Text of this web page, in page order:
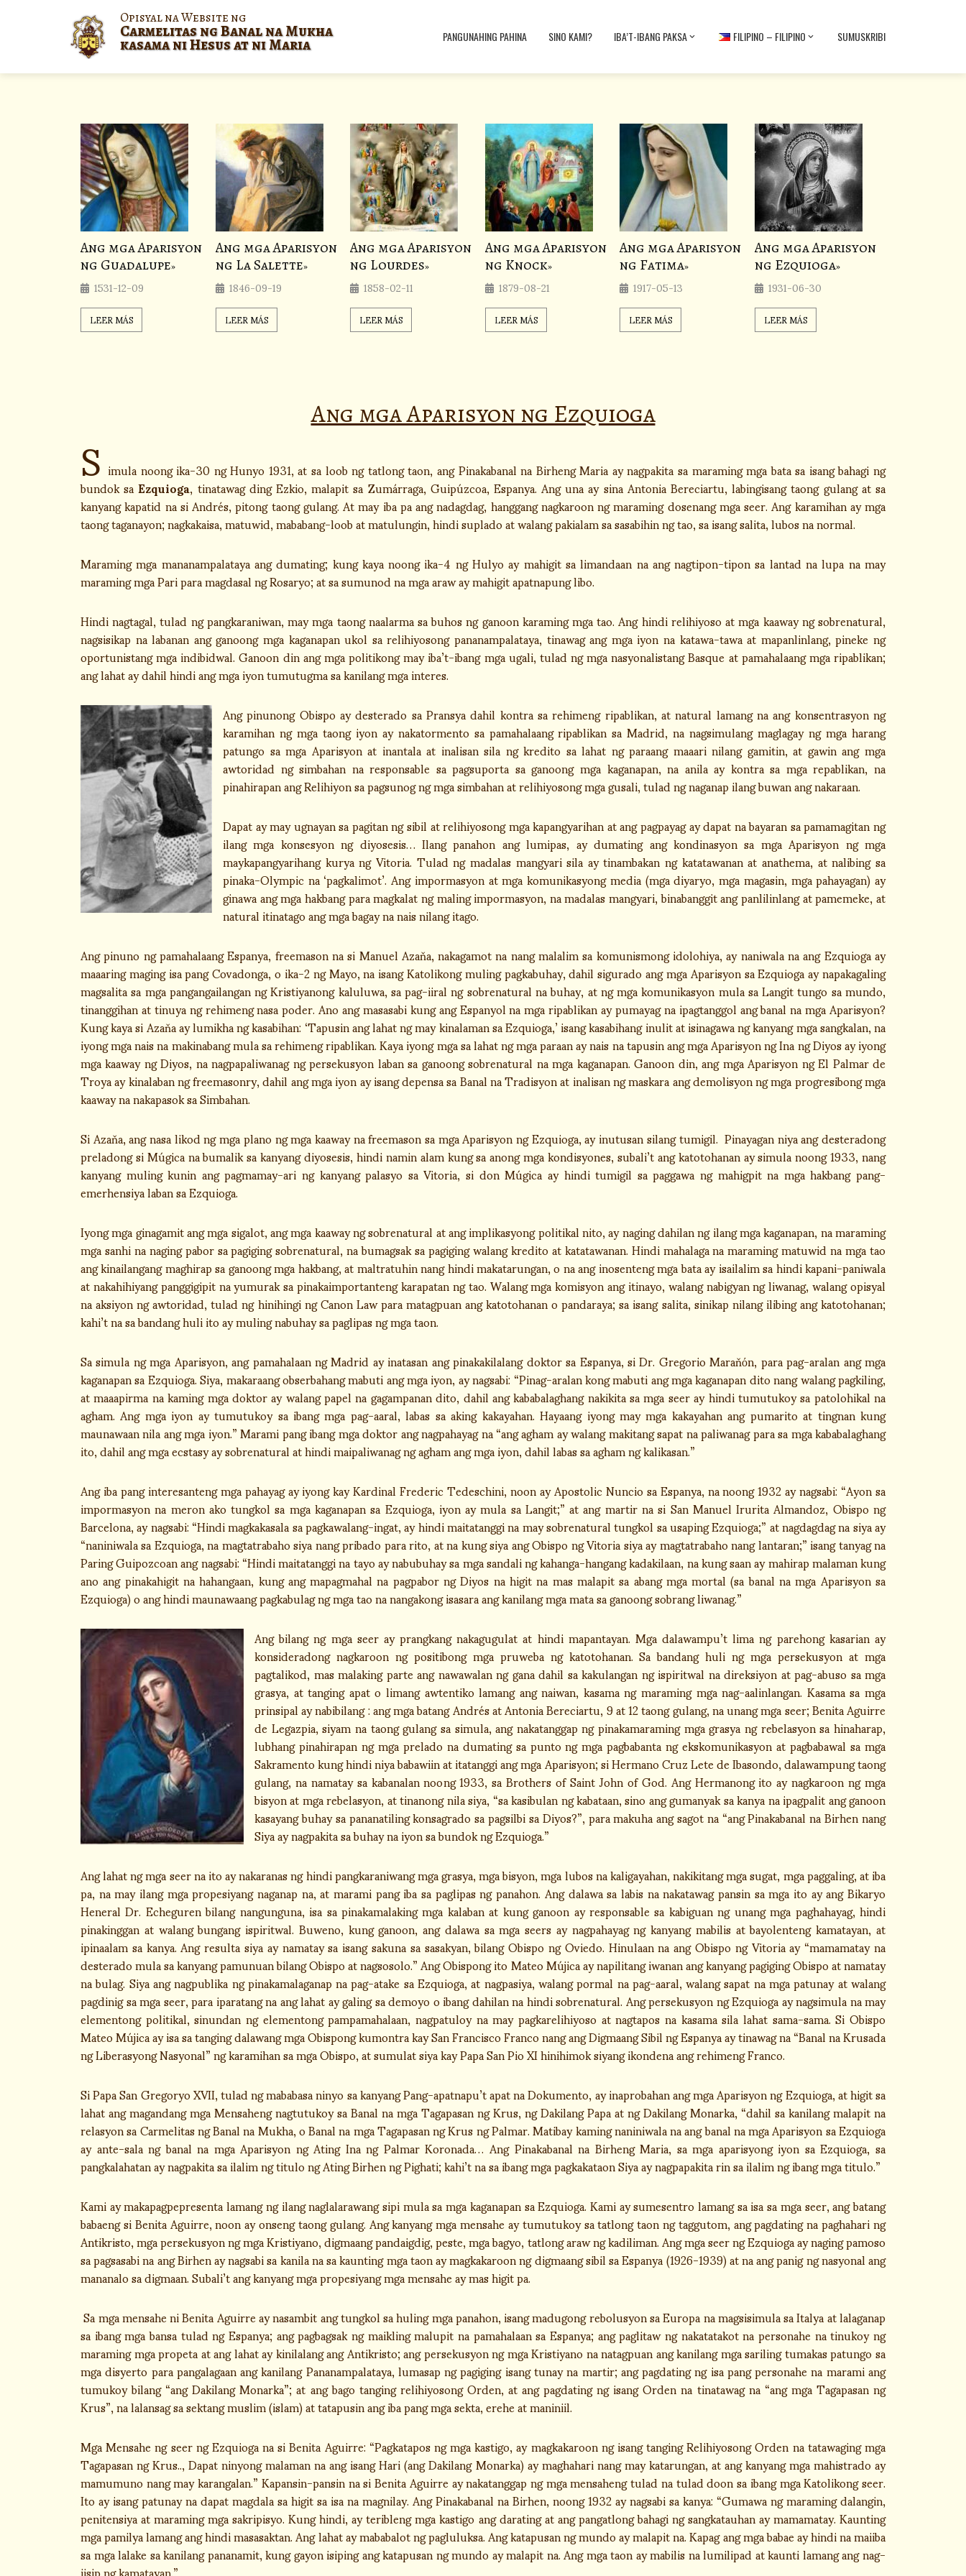
Opisyal na Website ng
Carmelitas ng Banal na Mukha
kasama ni Hesus at ni Maria PANGUNAHING PAHINA SINO KAMI? IBA’T-IBANG PAKSA FILIPINO – FILIPINO SUMUSKRIBI
Ang mga Aparisyon
ng Guadalupe
1531-12-09
LEER MÁS
Ang mga Aparisyon
ng La Salette
1846-09-19
LEER MÁS
Ang mga Aparisyon
ng Lourdes
1858-02-11
LEER MÁS
Ang mga Aparisyon
ng Knock
1879-08-21
LEER MÁS
Ang mga Aparisyon
ng Fatima
1917-05-13
LEER MÁS
Ang mga Aparisyon
ng Ezquioga
1931-06-30
LEER MÁS
Ang mga Aparisyon ng Ezquioga
S imula noong ika-30 ng Hunyo 1931, at sa loob ng tatlong taon, ang Pinakabanal na Birheng Maria ay nagpakita sa maraming mga bata sa isang bahagi ng
bundok saEzquioga, tinatawag ding Ezkio, malapit sa Zumárraga, Guipúzcoa, Espanya. Ang una ay sina Antonia Bereciartu, labingisang taong gulang at sa
kanyang kapatid na si Andrés, pitong taong gulang. At may iba pa ang nadagdag, hanggang nagkaroon ng maraming dosenang mga seer. Ang karamihan ay mga
taong taganayon; nagkakaisa, matuwid, mababang-loob at matulungin, hindi suplado at walang pakialam sa sasabihin ng tao, sa isang salita, lubos na normal.
Maraming mga mananampalataya ang dumating; kung kaya noong ika-4 ng Hulyo ay mahigit sa limandaan na ang nagtipon-tipon sa lantad na lupa na may
maraming mga Pari para magdasal ng Rosaryo; at sa sumunod na mga araw ay mahigit apatnapung libo.
Hindi nagtagal, tulad ng pangkaraniwan, may mga taong naalarma sa buhos ng ganoon karaming mga tao. Ang hindi relihiyoso at mga kaaway ng sobrenatural,
nagsisikap na labanan ang ganoong mga kaganapan ukol sa relihiyosong pananampalataya, tinawag ang mga iyon na katawa-tawa at mapanlinlang, pineke ng
oportunistang mga indibidwal. Ganoon din ang mga politikong may iba’t-ibang mga ugali, tulad ng mga nasyonalistang Basque at pamahalaang mga ripablikan;
ang lahat ay dahil hindi ang mga iyon tumutugma sa kanilang mga interes.
Ang pinunong Obispo ay desterado sa Pransya dahil kontra sa rehimeng ripablikan, at natural lamang na ang konsentrasyon ng
karamihan ng mga taong iyon ay nakatormento sa pamahalaang ripablikan sa Madrid, na nagsimulang maglagay ng mga harang
patungo sa mga Aparisyon at inantala at inalisan sila ng kredito sa lahat ng paraang maaari nilang gamitin, at gawin ang mga
awtoridad ng simbahan na responsable sa pagsuporta sa ganoong mga kaganapan, na anila ay kontra sa mga repablikan, na
pinahirapan ang Relihiyon sa pagsunog ng mga simbahan at relihiyosong mga gusali, tulad ng naganap ilang buwan ang nakaraan.
Dapat ay may ugnayan sa pagitan ng sibil at relihiyosong mga kapangyarihan at ang pagpayag ay dapat na bayaran sa pamamagitan ng
ilang mga konsesyon ng diyosesis… Ilang panahon ang lumipas, ay dumating ang kondinasyon sa mga Aparisyon ng mga
maykapangyarihang kurya ng Vitoria. Tulad ng madalas mangyari sila ay tinambakan ng katatawanan at anathema, at nalibing sa
pinaka-Olympic na ‘pagkalimot’. Ang impormasyon at mga komunikasyong media (mga diyaryo, mga magasin, mga pahayagan) ay
ginawa ang mga hakbang para magkalat ng maling impormasyon, na madalas mangyari, binabanggit ang panlilinlang at pamemeke, at
natural itinatago ang mga bagay na nais nilang itago.
Ang pinuno ng pamahalaang Espanya, freemason na si Manuel Azaňa, nakagamot na nang malalim sa komunismong idolohiya, ay naniwala na ang Ezquioga ay
maaaring maging isa pang Covadonga, o ika-2 ng Mayo, na isang Katolikong muling pagkabuhay, dahil sigurado ang mga Aparisyon sa Ezquioga ay napakagaling
magsalita sa mga pangangailangan ng Kristiyanong kaluluwa, sa pag-iiral ng sobrenatural na buhay, at ng mga komunikasyon mula sa Langit tungo sa mundo,
tinanggihan at tinuya ng rehimeng nasa poder. Ano ang masasabi kung ang Espanyol na mga ripablikan ay pumayag na ipagtanggol ang banal na mga Aparisyon?
Kung kaya si Azaňa ay lumikha ng kasabihan: ‘Tapusin ang lahat ng may kinalaman sa Ezquioga,’ isang kasabihang inulit at isinagawa ng kanyang mga sangkalan, na
iyong mga nais na makinabang mula sa rehimeng ripablikan. Kaya iyong mga sa lahat ng mga paraan ay nais na tapusin ang mga Aparisyon ng Ina ng Diyos ay iyong
mga kaaway ng Diyos, na nagpapaliwanag ng persekusyon laban sa ganoong sobrenatural na mga kaganapan. Ganoon din, ang mga Aparisyon ng El Palmar de
Troya ay kinalaban ng freemasonry, dahil ang mga iyon ay isang depensa sa Banal na Tradisyon at inalisan ng maskara ang demolisyon ng mga progresibong mga
kaaway na nakapasok sa Simbahan.
Si Azaňa, ang nasa likod ng mga plano ng mga kaaway na freemason sa mga Aparisyon ng Ezquioga, ay inutusan silang tumigil. Pinayagan niya ang desteradong
preladong si Múgica na bumalik sa kanyang diyosesis, hindi namin alam kung sa anong mga kondisyones, subali’t ang katotohanan ay simula noong 1933, nang
kanyang muling kunin ang pagmamay-ari ng kanyang palasyo sa Vitoria, si don Múgica ay hindi tumigil sa paggawa ng mahigpit na mga hakbang pang-
emerhensiya laban sa Ezquioga.
Iyong mga ginagamit ang mga sigalot, ang mga kaaway ng sobrenatural at ang implikasyong politikal nito, ay naging dahilan ng ilang mga kaganapan, na maraming
mga sanhi na naging pabor sa pagiging sobrenatural, na bumagsak sa pagiging walang kredito at katatawanan. Hindi mahalaga na maraming matuwid na mga tao
ang kinailangang maghirap sa ganoong mga hakbang, at maltratuhin nang hindi makatarungan, o na ang inosenteng mga bata ay isailalim sa hindi kapani-paniwala
at nakahihiyang panggigipit na yumurak sa pinakaimportanteng karapatan ng tao. Walang mga komisyon ang itinayo, walang nabigyan ng liwanag, walang opisyal
na aksiyon ng awtoridad, tulad ng hinihingi ng Canon Law para matagpuan ang katotohanan o pandaraya; sa isang salita, sinikap nilang ilibing ang katotohanan;
kahi’t na sa bandang huli ito ay muling nabuhay sa paglipas ng mga taon.
Sa simula ng mga Aparisyon, ang pamahalaan ng Madrid ay inatasan ang pinakakilalang doktor sa Espanya, si Dr. Gregorio Maraňόn, para pag-aralan ang mga
kaganapan sa Ezquioga. Siya, makaraang obserbahang mabuti ang mga iyon, ay nagsabi: “Pinag-aralan kong mabuti ang mga kaganapan dito nang walang pagkiling,
at maaapirma na kaming mga doktor ay walang papel na gagampanan dito, dahil ang kababalaghang nakikita sa mga seer ay hindi tumutukoy sa patolohikal na
agham. Ang mga iyon ay tumutukoy sa ibang mga pag-aaral, labas sa aking kakayahan. Hayaang iyong may mga kakayahan ang pumarito at tingnan kung
maunawaan nila ang mga iyon.” Marami pang ibang mga doktor ang nagpahayag na “ang agham ay walang makitang sapat na paliwanag para sa mga kababalaghang
ito, dahil ang mga ecstasy ay sobrenatural at hindi maipaliwanag ng agham ang mga iyon, dahil labas sa agham ng kalikasan.”
Ang iba pang interesanteng mga pahayag ay iyong kay Kardinal Frederic Tedeschini, noon ay Apostolic Nuncio sa Espanya, na noong 1932 ay nagsabi: “Ayon sa
impormasyon na meron ako tungkol sa mga kaganapan sa Ezquioga, iyon ay mula sa Langit;” at ang martir na si San Manuel Irurita Almandoz, Obispo ng
Barcelona, ay nagsabi: “Hindi magkakasala sa pagkawalang-ingat, ay hindi maitatanggi na may sobrenatural tungkol sa usaping Ezquioga;” at nagdagdag na siya ay
“naniniwala sa Ezquioga, na magtatrabaho siya nang pribado para rito, at na kung siya ang Obispo ng Vitoria siya ay magtatrabaho nang lantaran;” isang tanyag na
Paring Guipozcoan ang nagsabi: “Hindi maitatanggi na tayo ay nabubuhay sa mga sandali ng kahanga-hangang kadakilaan, na kung saan ay mahirap malaman kung
ano ang pinakahigit na hahangaan, kung ang mapagmahal na pagpabor ng Diyos na higit na mas malapit sa abang mga mortal (sa banal na mga Aparisyon sa
Ezquioga) o ang hindi maunawaang pagkabulag ng mga tao na nangakong isasara ang kanilang mga mata sa ganoong sobrang liwanag.”
Ang bilang ng mga seer ay prangkang nakagugulat at hindi mapantayan. Mga dalawampu’t lima ng parehong kasarian ay
konsideradong nagkaroon ng positibong mga pruweba ng katotohanan. Sa bandang huli ng mga persekusyon at mga
pagtalikod, mas malaking parte ang nawawalan ng gana dahil sa kakulangan ng ispiritwal na direksiyon at pag-abuso sa mga
grasya, at tanging apat o limang awtentiko lamang ang naiwan, kasama ng maraming mga nag-aalinlangan. Kasama sa mga
prinsipal ay nabibilang : ang mga batang Andrés at Antonia Bereciartu, 9 at 12 taong gulang, na unang mga seer; Benita Aguirre
de Legazpia, siyam na taong gulang sa simula, ang nakatanggap ng pinakamaraming mga grasya ng rebelasyon sa hinaharap,
lubhang pinahirapan ng mga prelado na dumating sa punto ng mga pagbabanta ng ekskomunikasyon at pagbabawal sa mga
Sakramento kung hindi niya babawiin at itatanggi ang mga Aparisyon; si Hermano Cruz Lete de Ibasondo, dalawampung taong
gulang, na namatay sa kabanalan noong 1933, sa Brothers of Saint John of God. Ang Hermanong ito ay nagkaroon ng mga
bisyon at mga rebelasyon, at tinanong nila siya, “sa kasibulan ng kabataan, sino ang gumanyak sa kanya na ipagpalit ang ganoon
kasayang buhay sa pananatiling konsagrado sa pagsilbi sa Diyos?”, para makuha ang sagot na “ang Pinakabanal na Birhen nang
Siya ay nagpakita sa buhay na iyon sa bundok ng Ezquioga.”
Ang lahat ng mga seer na ito ay nakaranas ng hindi pangkaraniwang mga grasya, mga bisyon, mga lubos na kaligayahan, nakikitang mga sugat, mga paggaling, at iba
pa, na may ilang mga propesiyang naganap na, at marami pang iba sa paglipas ng panahon. Ang dalawa sa labis na nakatawag pansin sa mga ito ay ang Bikaryo
Heneral Dr. Echeguren bilang nangunguna, isa sa pinakamalaking mga kalaban at kung ganoon ay responsable sa kabiguan ng unang mga paghahayag, hindi
pinakinggan at walang bungang ispiritwal. Buweno, kung ganoon, ang dalawa sa mga seers ay nagpahayag ng kanyang mabilis at bayolenteng kamatayan, at
ipinaalam sa kanya. Ang resulta siya ay namatay sa isang sakuna sa sasakyan, bilang Obispo ng Oviedo. Hinulaan na ang Obispo ng Vitoria ay “mamamatay na
desterado mula sa kanyang pamunuan bilang Obispo at nagsosolo.” Ang Obispong ito Mateo Mújica ay napilitang iwanan ang kanyang pagiging Obispo at namatay
na bulag. Siya ang nagpublika ng pinakamalaganap na pag-atake sa Ezquioga, at nagpasiya, walang pormal na pag-aaral, walang sapat na mga patunay at walang
pagdinig sa mga seer, para iparatang na ang lahat ay galing sa demoyo o ibang dahilan na hindi sobrenatural. Ang persekusyon ng Ezquioga ay nagsimula na may
elementong politikal, sinundan ng elementong pampamahalaan, nagpatuloy na may pagkarelihiyoso at nagtapos na kasama sila lahat sama-sama. Si Obispo
Mateo Mújica ay isa sa tanging dalawang mga Obispong kumontra kay San Francisco Franco nang ang Digmaang Sibil ng Espanya ay tinawag na “Banal na Krusada
ng Liberasyong Nasyonal” ng karamihan sa mga Obispo, at sumulat siya kay Papa San Pio XI hinihimok siyang ikondena ang rehimeng Franco.
Si Papa San Gregoryo XVII, tulad ng mababasa ninyo sa kanyang Pang-apatnapu’t apat na Dokumento, ay inaprobahan ang mga Aparisyon ng Ezquioga, at higit sa
lahat ang magandang mga Mensaheng nagtutukoy sa Banal na mga Tagapasan ng Krus, ng Dakilang Papa at ng Dakilang Monarka, “dahil sa kanilang malapit na
relasyon sa Carmelitas ng Banal na Mukha, o Banal na mga Tagapasan ng Krus ng Palmar. Matibay kaming naniniwala na ang banal na mga Aparisyon sa Ezquioga
ay ante-sala ng banal na mga Aparisyon ng Ating Ina ng Palmar Koronada… Ang Pinakabanal na Birheng Maria, sa mga aparisyong iyon sa Ezquioga, sa
pangkalahatan ay nagpakita sa ilalim ng titulo ng Ating Birhen ng Pighati; kahi’t na sa ibang mga pagkakataon Siya ay nagpapakita rin sa ilalim ng ibang mga titulo.”
Kami ay makapagpepresenta lamang ng ilang naglalarawang sipi mula sa mga kaganapan sa Ezquioga. Kami ay sumesentro lamang sa isa sa mga seer, ang batang
babaeng si Benita Aguirre, noon ay onseng taong gulang. Ang kanyang mga mensahe ay tumutukoy sa tatlong taon ng taggutom, ang pagdating na paghahari ng
Antikristo, mga persekusyon ng mga Kristiyano, digmaang pandaigdig, peste, mga bagyo, tatlong araw ng kadiliman. Ang mga seer ng Ezquioga ay naging pamoso
sa pagsasabi na ang Birhen ay nagsabi sa kanila na sa kaunting mga taon ay magkakaroon ng digmaang sibil sa Espanya (1926-1939) at na ang panig ng nasyonal ang
mananalo sa digmaan. Subali’t ang kanyang mga propesiyang mga mensahe ay mas higit pa.
Sa mga mensahe ni Benita Aguirre ay nasambit ang tungkol sa huling mga panahon, isang madugong rebolusyon sa Europa na magsisimula sa Italya at lalaganap
sa ibang mga bansa tulad ng Espanya; ang pagbagsak ng maikling malupit na pamahalaan sa Espanya; ang paglitaw ng nakatatakot na personahe na tinukoy ng
maraming mga propeta at ang lahat ay kinilalang ang Antikristo; ang persekusyon ng mga Kristiyano na natagpuan ang kanilang mga sariling tumakas patungo sa
mga disyerto para pangalagaan ang kanilang Pananampalataya, lumasap ng pagiging isang tunay na martir; ang pagdating ng isa pang personahe na marami ang
tumukoy bilang “ang Dakilang Monarka”; at ang bago tanging relihiyosong Orden, at ang pagdating ng isang Orden na tinatawag na “ang mga Tagapasan ng
Krus”, na lalansag sa sektang muslim (islam) at tatapusin ang iba pang mga sekta, erehe at maniniil.
Mga Mensahe ng seer ng Ezquioga na si Benita Aguirre: “Pagkatapos ng mga kastigo, ay magkakaroon ng isang tanging Relihiyosong Orden na tatawaging mga
Tagapasan ng Krus.., Dapat ninyong malaman na ang isang Hari (ang Dakilang Monarka) ay maghahari nang may katarungan, at ang kanyang mga mahistrado ay
mamumuno nang may karangalan.” Kapansin-pansin na si Benita Aguirre ay nakatanggap ng mga mensaheng tulad na tulad doon sa ibang mga Katolikong seer.
Ito ay isang patunay na dapat magdala sa higit sa isa na magnilay. Ang Pinakabanal na Birhen, noong 1932 ay nagsabi sa kanya: “Gumawa ng maraming dalangin,
penitensiya at maraming mga sakripisyo. Kung hindi, ay teribleng mga kastigo ang darating at ang pangatlong bahagi ng sangkatauhan ay mamamatay. Kaunting
mga pamilya lamang ang hindi masasaktan. Ang lahat ay mababalot ng pagluluksa. Ang katapusan ng mundo ay malapit na. Kapag ang mga babae ay hindi na maiiba
sa mga lalake sa kanilang pananamit, kung gayon isiping ang katapusan ng mundo ay malapit na. Ang mga taon ay mabilis na lumilipad at kaunti lamang ang nag-